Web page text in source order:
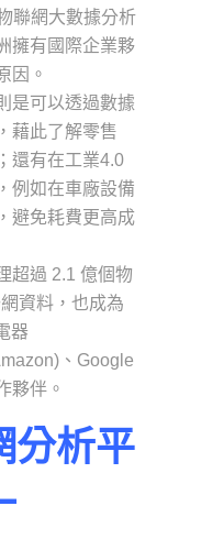
聯網大數據分析
擁有國際企業夥
因。
是可以透過數據
藉此了解零售
還有在工業4.0
例如在車廠設備
避免耗費更高成
超過 2.1 億個物
資料，也成為
器
、Google
夥伴。
分析平